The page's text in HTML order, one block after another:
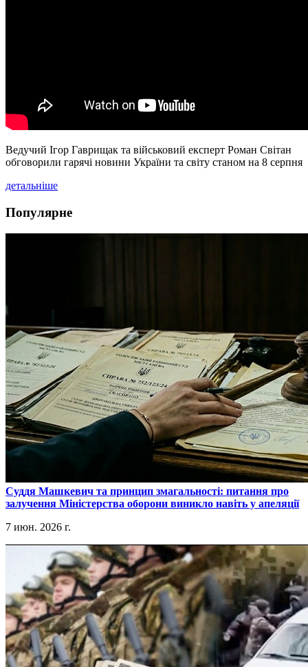
Ведучий Ігор Гаврищак та військовий експерт Роман Світан
обговорили гарячі новини України та світу станом на 8 серпня
детальніше
Популярне
​Суддя Машкевич та принцип змагальності: питання про
залучення Міністерства оборони виникло навіть у апеляції
7 июн. 2026 г.